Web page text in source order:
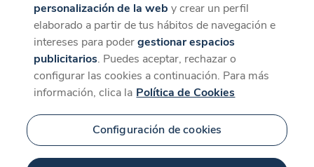
personalización de la web y crear un perfil
elaborado a partir de tus hábitos de navegación e
intereses para podergestionar espacios
publicitarios. Puedes aceptar, rechazar o
configurar las cookies a continuación. Para más
información, clica la Política de Cookies
Configuración de cookies